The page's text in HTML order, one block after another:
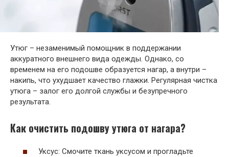
Утюг – незаменимый помощник в поддержании
аккуратного внешнего вида одежды. Однако, со
временем на его подошве образуется нагар, а внутри –
накипь, что ухудшает качество глажки. Регулярная чистка
утюга – залог его долгой службы и безупречного
результата.
Как очистить подошву утюга от нагара?
Уксус: Смочите ткань уксусом и прогладьте